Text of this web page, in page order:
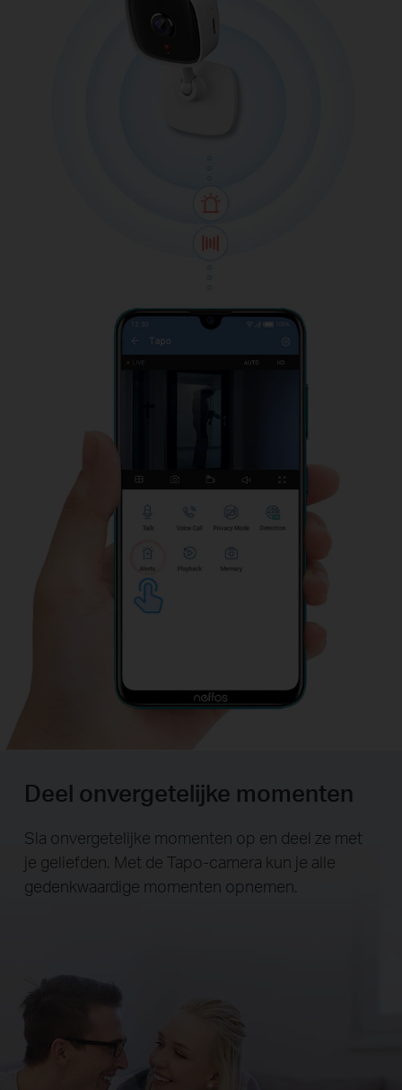
Deel onvergetelijke momenten
Sla onvergetelijke momenten op en deel ze met
je geliefden. Met de Tapo-camera kun je alle
gedenkwaardige momenten opnemen.